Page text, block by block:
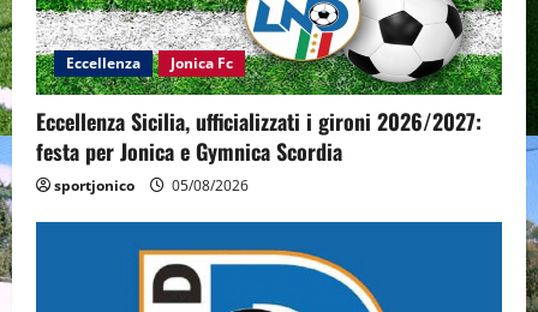
Eccellenza Jonica Fc
Eccellenza Sicilia, ufficializzati i gironi 2026/2027:
festa per Jonica e Gymnica Scordia
sportjonico 05/08/2026